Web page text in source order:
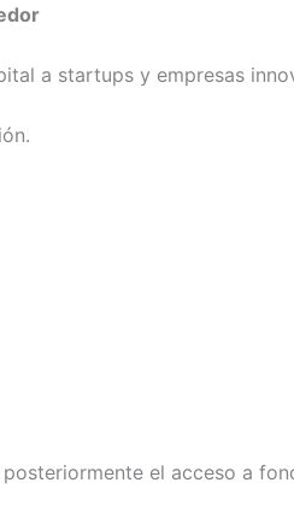
a startups y empresas
el acceso a